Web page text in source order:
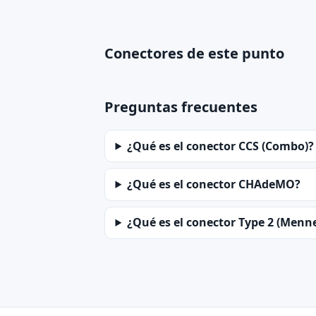
Conectores de este punto
Preguntas frecuentes
¿Qué es el conector CCS (Combo)?
¿Qué es el conector CHAdeMO?
¿Qué es el conector Type 2